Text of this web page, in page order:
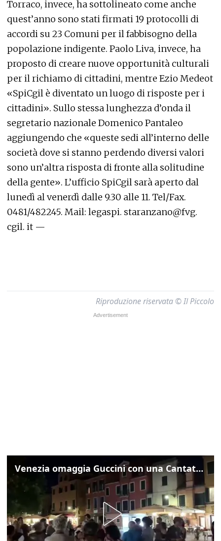
Torraco, invece, ha sottolineato come anche
quest’anno sono stati firmati 19 protocolli di
accordi su 23 Comuni per il fabbisogno della
popolazione indigente. Paolo Liva, invece, ha
proposto di creare nuove opportunità culturali
per il richiamo di cittadini, mentre Ezio Medeot
«SpiCgil è diventato un luogo di risposte per i
cittadini». Sullo stessa lunghezza d’onda il
segretario nazionale Domenico Pantaleo
aggiungendo che «queste sedi all’interno delle
società dove si stanno perdendo diversi valori
sono un’altra risposta di fronte alla solitudine
della gente». L’ufficio SpiCgil sarà aperto dal
lunedì al venerdì dalle 9.30 alle 11. Tel/Fax.
0481/482245. Mail: legaspi. staranzano@fvg.
cgil. it —
Riproduzione riservata © Il Piccolo
Venezia omaggia Guccini con una Cantata Anarchica in campo Santa Margherita